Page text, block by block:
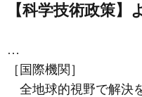
【科学技術政策】
…
［国際機関］
全地球的視野で解決